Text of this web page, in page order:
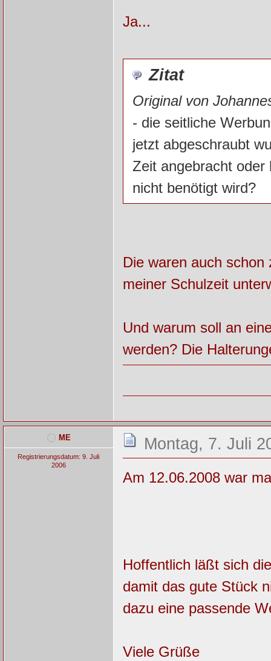
Ja...
Zitat
Original von
- die seitliche
jetzt abgeschraubt
Zeit angebracht
nicht benötigt wird?
Die waren auch
meiner Schulzeit
Und warum soll an
werden? Die
ME
Registrierungsdatum: 9. Juli
2006
Montag, 7. Juli
Am 12.06.2008 war
Hoffentlich läßt sich
damit das gute Stück
dazu eine passende
Viele Grüße